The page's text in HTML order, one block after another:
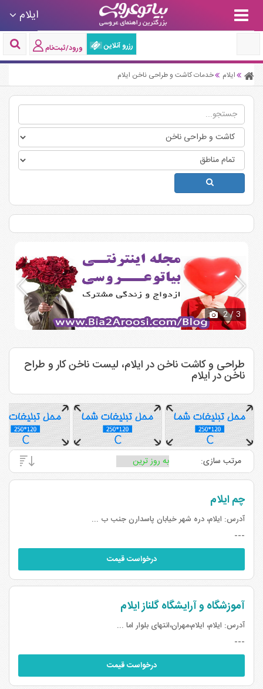
ایلام
رزرو آنلاین ورود/ثبت‌نام
ایلام خدمات کاشت و طراحی ناخن ایلام
2/ 3
طراحی و کاشت ناخن در ایلام، لیست ناخن کار و طراح
ناخن در ایلام
مرتب سازی:
چم ایلام
آدرس: ایلام، دره شهر خیابان پاسدارن جنب ب ...
---
درخواست قیمت
آموزشگاه و آرایشگاه گلناز ایلام
آدرس: ایلام، ایلام،مهران،انتهای بلوار اما ...
---
درخواست قیمت